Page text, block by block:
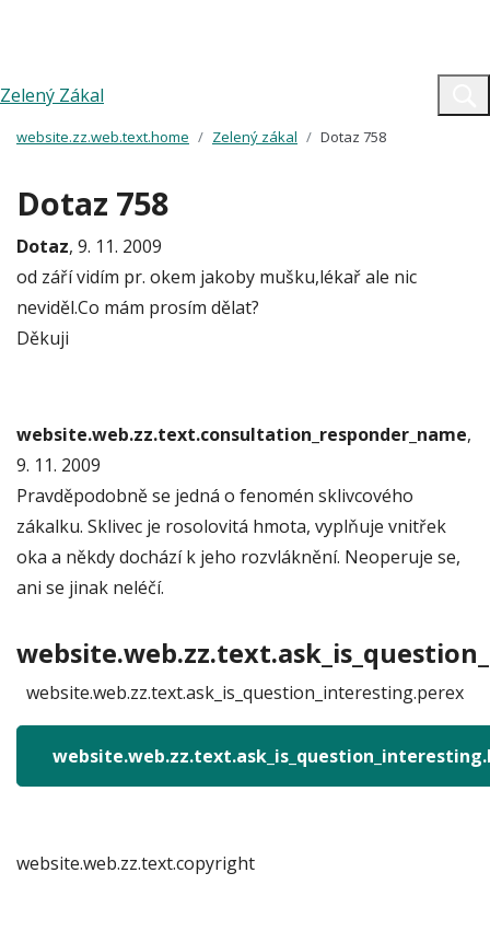
Zelený Zákal
website.zz.web.text.home Zelený zákal Dotaz 758
Dotaz 758
Dotaz, 9. 11. 2009
od září vidím pr. okem jakoby mušku,lékař ale nic
neviděl.Co mám prosím dělat?
Děkuji
website.web.zz.text.consultation_responder_name,
9. 11. 2009
Pravděpodobně se jedná o fenomén sklivcového
zákalku. Sklivec je rosolovitá hmota, vyplňuje vnitřek
oka a někdy dochází k jeho rozvláknění. Neoperuje se,
ani se jinak neléčí.
website.web.zz.text.ask_is_question_interesting.perex
website.web.zz.text.copyright